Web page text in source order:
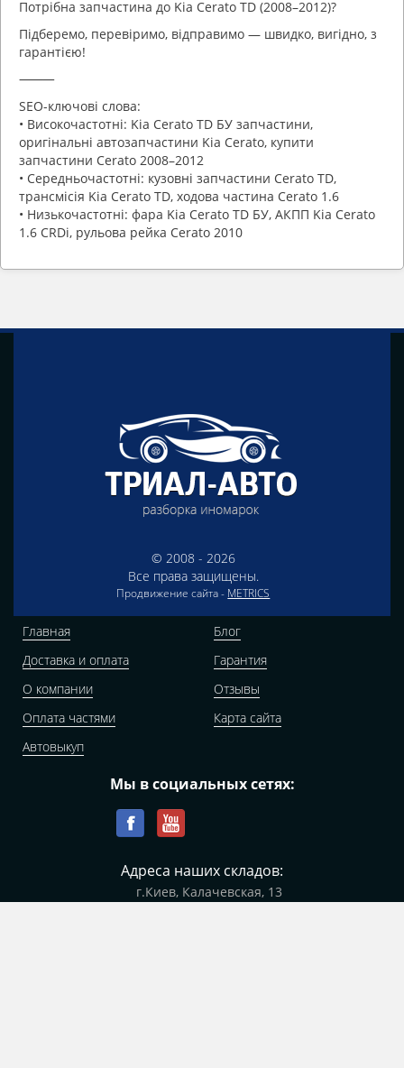
Потрібна запчастина до Kia Cerato TD (2008–2012)?
Підберемо, перевіримо, відправимо — швидко, вигідно, з
гарантією!
⸻
SEO-ключові слова:
• Високочастотні: Kia Cerato TD БУ запчастини,
оригінальні автозапчастини Kia Cerato, купити
запчастини Cerato 2008–2012
• Середньочастотні: кузовні запчастини Cerato TD,
трансмісія Kia Cerato TD, ходова частина Cerato 1.6
• Низькочастотні: фара Kia Cerato TD БУ, АКПП Kia Cerato
1.6 CRDi, рульова рейка Cerato 2010
© 2008 - 2026
Все права защищены.
Продвижение сайта - METRICS
Главная
Доставка и оплата
О компании
Оплата частями
Автовыкуп
Блог
Гарантия
Отзывы
Карта сайта
Мы в социальных сетях:
Адреса наших складов:
г.Киев, Калачевская, 13